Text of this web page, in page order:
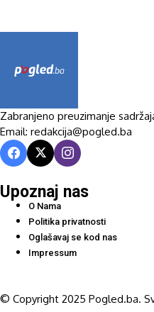
Zabranjeno preuzimanje
Email: redakcija@pogled.ba
Upoznaj nas
O Nama
Politika privatnosti
Oglašavaj se kod nas
Impressum
© Copyright 2025 Pogled.ba.